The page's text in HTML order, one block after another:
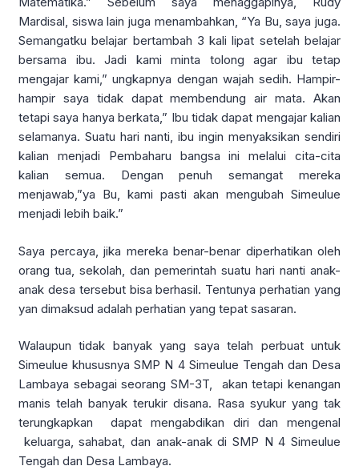
Mardisal, siswa lain juga menambahkan, “Ya Bu, saya juga.
Semangatku belajar bertambah 3 kali lipat setelah belajar
bersama ibu. Jadi kami minta tolong agar ibu tetap
mengajar kami,” ungkapnya dengan wajah sedih. Hampir-
hampir saya tidak dapat membendung air mata. Akan
tetapi saya hanya berkata,” Ibu tidak dapat mengajar kalian
selamanya. Suatu hari nanti, ibu ingin menyaksikan sendiri
kalian menjadi Pembaharu bangsa ini melalui cita-cita
kalian semua. Dengan penuh semangat mereka
menjawab,”ya Bu, kami pasti akan mengubah Simeulue
menjadi lebih baik.”
Saya percaya, jika mereka benar-benar diperhatikan oleh
orang tua, sekolah, dan pemerintah suatu hari nanti anak-
anak desa tersebut bisa berhasil. Tentunya perhatian yang
yan dimaksud adalah perhatian yang tepat sasaran.
Walaupun tidak banyak yang saya telah perbuat untuk
Simeulue khususnya SMP N 4 Simeulue Tengah dan Desa
Lambaya sebagai seorang SM-3T, akan tetapi kenangan
manis telah banyak terukir disana. Rasa syukur yang tak
terungkapkan dapat mengabdikan diri dan mengenal
keluarga, sahabat, dan anak-anak di SMP N 4 Simeulue
Tengah dan Desa Lambaya.